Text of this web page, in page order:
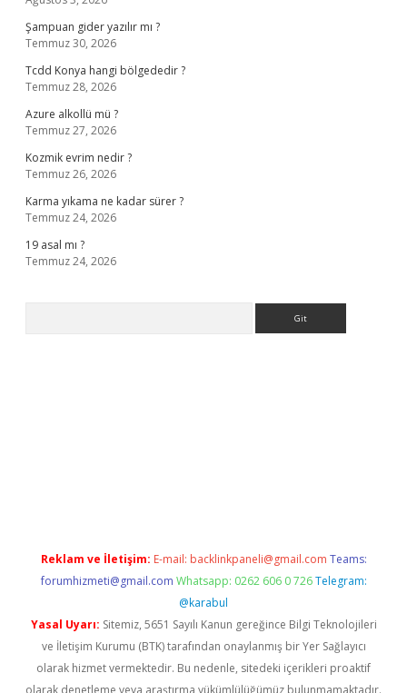
Şampuan gider yazılır mı ?
Temmuz 30, 2026
Tcdd Konya hangi bölgededir ?
Temmuz 28, 2026
Azure alkollü mü ?
Temmuz 27, 2026
Kozmik evrim nedir ?
Temmuz 26, 2026
Karma yıkama ne kadar sürer ?
Temmuz 24, 2026
19 asal mı ?
Temmuz 24, 2026
Reklam ve İletişim: E-mail: backlinkpaneli@gmail.com Teams:
forumhizmeti@gmail.com Whatsapp: 0262 606 0 726 Telegram:
@karabul
Yasal Uyarı: Sitemiz, 5651 Sayılı Kanun gereğince Bilgi Teknolojileri
ve İletişim Kurumu (BTK) tarafından onaylanmış bir Yer Sağlayıcı
olarak hizmet vermektedir. Bu nedenle, sitedeki içerikleri proaktif
olarak denetleme veya araştırma yükümlülüğümüz bulunmamaktadır.